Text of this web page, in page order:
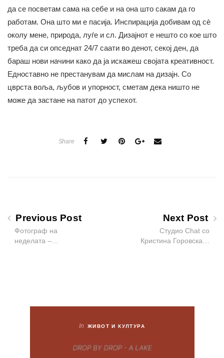
да се посветам сама на себе и на она што сакам да го
работам. Она што ми е пасија. Инспирација добивам од сè
околу мене, природа, луѓе и сл. Дизајнот е нешто со кое што
треба да си опседнат 24/7 саати во денот, секој ден, да
бараш нови начини како да ја искажеш својата креативност.
Едноставно не престанувам да мислам на дизајн. Со
цврста воља, љубов и упорност, сметам дека ништо не
може да застане на патот до успехот.
Share
Previous Post
Фотограф на
неделата –…
Next Post
Студио Chat со
Кристина Горовска…
In ЖИВОТ И КУЛТУРА